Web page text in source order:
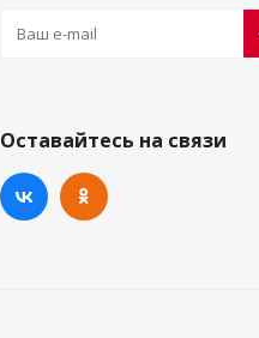
Оставайтесь на связи